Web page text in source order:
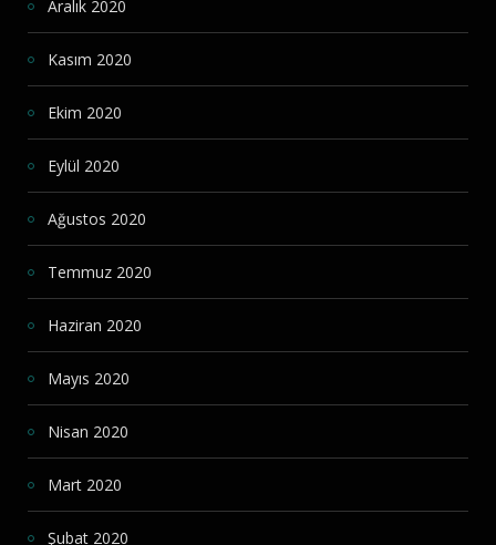
Aralık 2020
Kasım 2020
Ekim 2020
Eylül 2020
Ağustos 2020
Temmuz 2020
Haziran 2020
Mayıs 2020
Nisan 2020
Mart 2020
Şubat 2020